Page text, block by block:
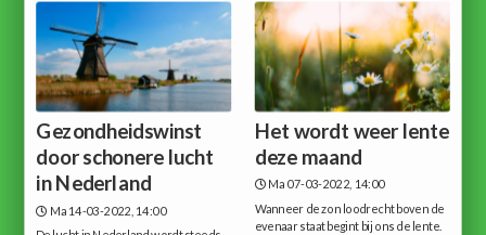
Gezondheidswinst
door schonere lucht
in Nederland
Ma 14-03-2022, 14:00
Het wordt weer lente
deze maand
Ma 07-03-2022, 14:00
Wanneer de zon loodrecht boven de
evenaar staat begint bij ons de lente.